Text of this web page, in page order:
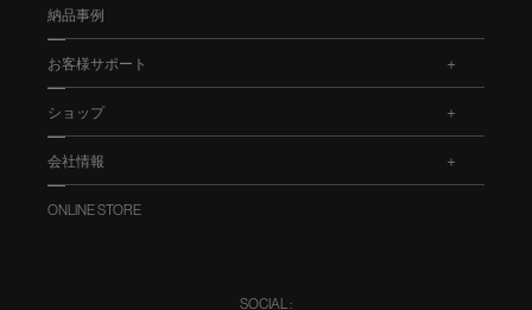
納品事例
お客様サポート
ショップ
会社情報
ONLINE STORE
SOCIAL :